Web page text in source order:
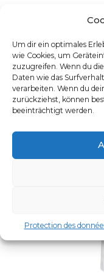
Um dir ein optimales
wie Cookies, um
zuzugreifen. Wenn du
Daten wie das
verarbeiten. Wenn du
zurückziehst, können
beeinträchtigt werden.
Protection des